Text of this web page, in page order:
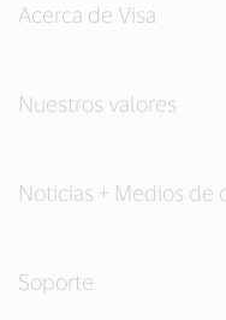
Acerca de Visa
Nuestros valores
Noticias + Medios de
Soporte